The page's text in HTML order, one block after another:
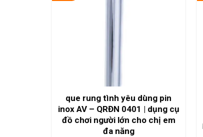
que rung tình yêu dùng pin
inox AV – QRĐN 0401 | dụng cụ
đồ chơi người lớn cho chị em
đa năng